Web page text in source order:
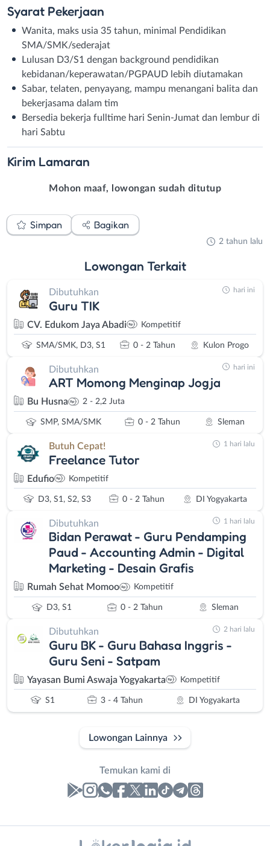
Syarat Pekerjaan
Wanita, maks usia 35 tahun, minimal Pendidikan
SMA/SMK/sederajat
Lulusan D3/S1 dengan background pendidikan
kebidanan/keperawatan/PGPAUD lebih diutamakan
Sabar, telaten, penyayang, mampu menangani balita dan
bekerjasama dalam tim
Bersedia bekerja fulltime hari Senin-Jumat dan lembur di
hari Sabtu
Kirim Lamaran
Mohon maaf, lowongan sudah ditutup
Simpan Bagikan
2 tahun lalu
Lowongan Terkait
Dibutuhkan
Guru TIK
CV. Edukom Jaya Abadi Kompetitif
SMA/SMK, D3, S1 0 - 2 Tahun Kulon Progo
hari ini
Dibutuhkan
ART Momong Menginap Jogja
Bu Husna 2 - 2,2 Juta
SMP, SMA/SMK 0 - 2 Tahun Sleman
hari ini
Butuh Cepat!
Freelance Tutor
Edufio Kompetitif
D3, S1, S2, S3 0 - 2 Tahun DI Yogyakarta
1 hari lalu
Dibutuhkan
Bidan Perawat - Guru Pendamping
Paud - Accounting Admin - Digital
Marketing - Desain Grafis
Rumah Sehat Momoo Kompetitif
D3, S1 0 - 2 Tahun Sleman
1 hari lalu
Dibutuhkan
Guru BK - Guru Bahasa Inggris -
Guru Seni - Satpam
Yayasan Bumi Aswaja Yogyakarta Kompetitif
S1 3 - 4 Tahun DI Yogyakarta
2 hari lalu
Lowongan Lainnya
Temukan kami di